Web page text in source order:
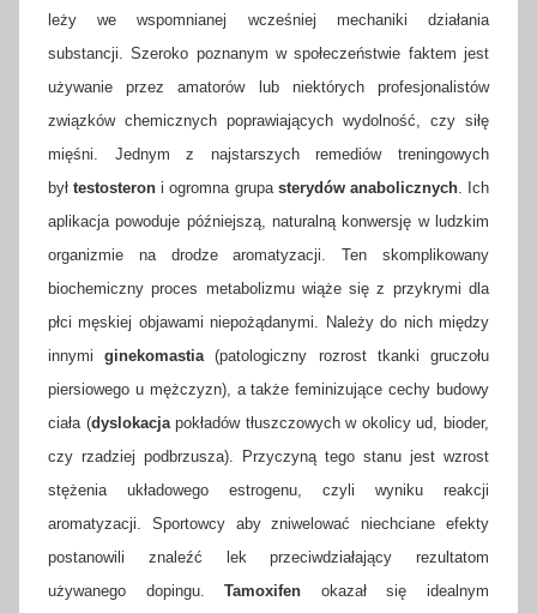
leży we wspomnianej wcześniej mechaniki działania
substancji. Szeroko poznanym w społeczeństwie faktem jest
używanie przez amatorów lub niektórych profesjonalistów
związków chemicznych poprawiających wydolność, czy siłę
mięśni. Jednym z najstarszych remediów treningowych
byłtestosteron i ogromna grupa sterydów anabolicznych. Ich
aplikacja powoduje późniejszą, naturalną konwersję w ludzkim
organizmie na drodze aromatyzacji. Ten skomplikowany
biochemiczny proces metabolizmu wiąże się z przykrymi dla
płci męskiej objawami niepożądanymi. Należy do nich między
innymiginekomastia (patologiczny rozrost tkanki gruczołu
piersiowego u mężczyzn), a także feminizujące cechy budowy
ciała (dyslokacjapokładów tłuszczowych w okolicy ud, bioder,
czy rzadziej podbrzusza). Przyczyną tego stanu jest wzrost
stężenia układowego estrogenu, czyli wyniku reakcji
aromatyzacji. Sportowcy aby zniwelować niechciane efekty
postanowili znaleźć lek przeciwdziałający rezultatom
używanego dopingu.Tamoxifen okazał się idealnym